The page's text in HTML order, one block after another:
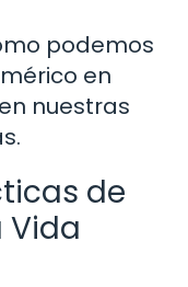
podemos
en
nuestras
de
Vida